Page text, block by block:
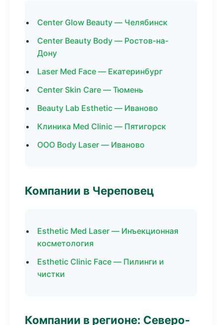
Center Glow Beauty — Челябинск
Center Beauty Body — Ростов-на-
Дону
Laser Med Face — Екатеринбург
Center Skin Care — Тюмень
Beauty Lab Esthetic — Иваново
Клиника Med Clinic — Пятигорск
ООО Body Laser — Иваново
Компании в Череповец
Esthetic Med Laser — Инъекционная
косметология
Esthetic Clinic Face — Пилинги и
чистки
Компании в регионе: Северо-